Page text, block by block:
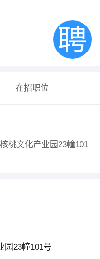
在招职位
桃文化产业园23幢101
园23幢101号